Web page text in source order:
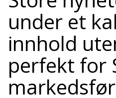
under et
innhold
perfekt for